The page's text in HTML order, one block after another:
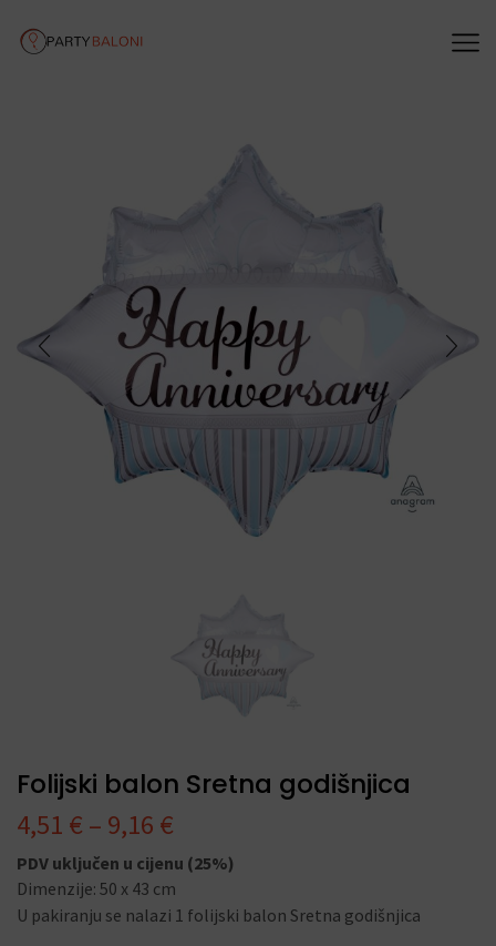
Folijski balon Sretna godišnjica
4,51 € – 9,16 €
PDV uključen u cijenu (25%)
Dimenzije: 50 x 43 cm
U pakiranju se nalazi 1 folijski balon Sretna godišnjica